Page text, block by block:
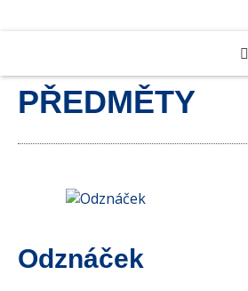
SBĚRATELSKÉ
PŘEDMĚTY
Odznáček